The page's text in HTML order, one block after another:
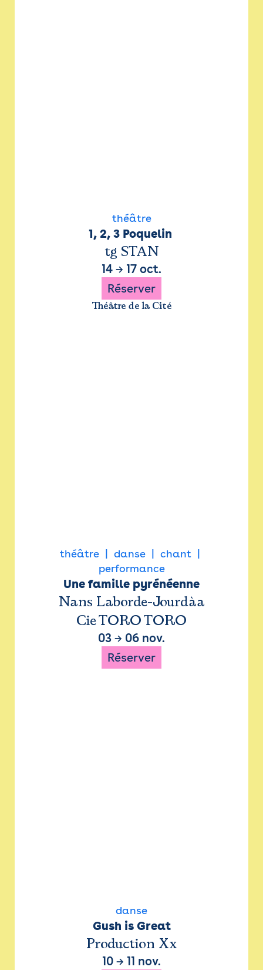
théâtre
1, 2, 3 Poquelin
tg STAN
14 → 17 oct.
Réserver
Théâtre de la Cité
théâtre danse
chant
performance
Une famille pyrénéenne
Nans Laborde-Jourdàa
Cie TORO TORO
03 → 06 nov.
Réserver
danse
Gush is Great
Production Xx
10 → 11 nov.